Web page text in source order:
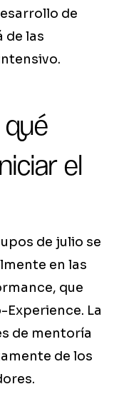
de
de las
el
de julio se
en las
que
La
de mentoría
de los